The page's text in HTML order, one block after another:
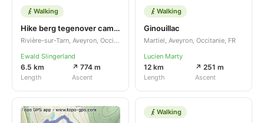
Walking
Hike berg tegenover camping les prades
Rivière-sur-Tarn, Aveyron, Occitanie, FR
Ewald Slingerland
6.5 km
Length
↗ 774 m
Ascent
Walking
Ginouillac
Martiel, Aveyron, Occitanie, FR
Lucien Marty
12 km
Length
↗ 251 m
Ascent
Walking